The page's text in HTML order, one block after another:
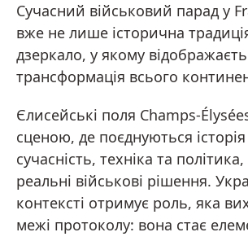
Сучасний військовий парад у
вже не лише історична
дзеркало, у якому
трансформація всього
Єлисейські поля Champs-
сценою, де поєднуються історія
сучасність, техніка та
реальні військові рішення.
контексті отримує роль, яка
межі протоколу: вона стає